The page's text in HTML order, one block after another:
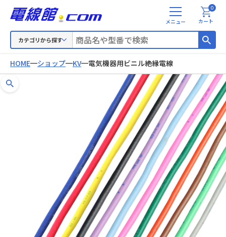
カテゴリから探す
メ
ニ
カート
0
HOME ショップ KV 電気機器用ビニル絶縁電線